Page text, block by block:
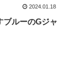
2024.01.18
ブルーのGジャ